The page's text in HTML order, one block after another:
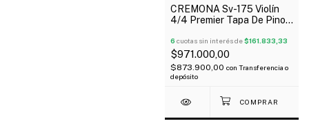
CREMONA Sv-175 Violín
4/4 Premier Tapa De Pino
6 cuotas sin interés de$161.833,33
$971.000,00
$873.900,00 con Transferencia o
depósito